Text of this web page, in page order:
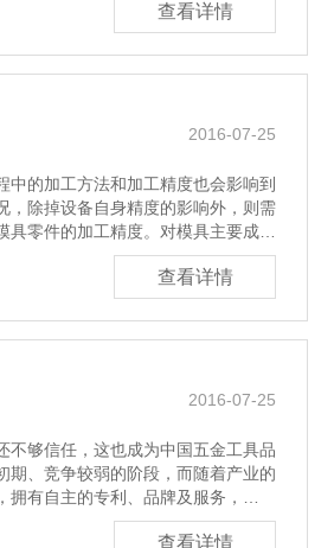
查看详情
2016-07-25
加工方法和加工精度也会影响到
除掉设备自身精度的影响外，则需
零件的加工精度。对模具主要成形
查看详情
2016-07-25
不够信任，这也成为中国五金工具品
、竞争较弱的阶段，而随着产业的
有自主的专利、品牌及服务，
查看详情